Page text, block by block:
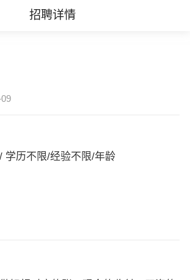
招聘详情
学历不限/经验不限/年龄